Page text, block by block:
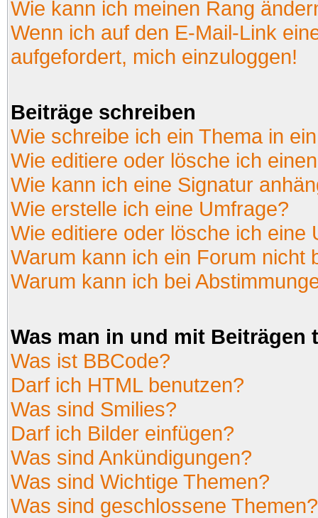
Wie kann ich meinen Rang
Wenn ich auf den E-Mail-Link
aufgefordert, mich einzuloggen!
Beiträge schreiben
Wie schreibe ich ein Thema in
Wie editiere oder lösche ich
Wie kann ich eine Signatur
Wie erstelle ich eine Umfrage?
Wie editiere oder lösche ich eine
Warum kann ich ein Forum nicht
Warum kann ich bei
Was man in und mit Beiträgen
Was ist BBCode?
Darf ich HTML benutzen?
Was sind Smilies?
Darf ich Bilder einfügen?
Was sind Ankündigungen?
Was sind Wichtige Themen?
Was sind geschlossene Themen?